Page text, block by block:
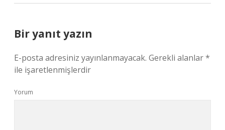
Bir yanıt yazın
E-posta adresiniz yayınlanmayacak. Gerekli alanlar*
ile işaretlenmişlerdir
Yorum